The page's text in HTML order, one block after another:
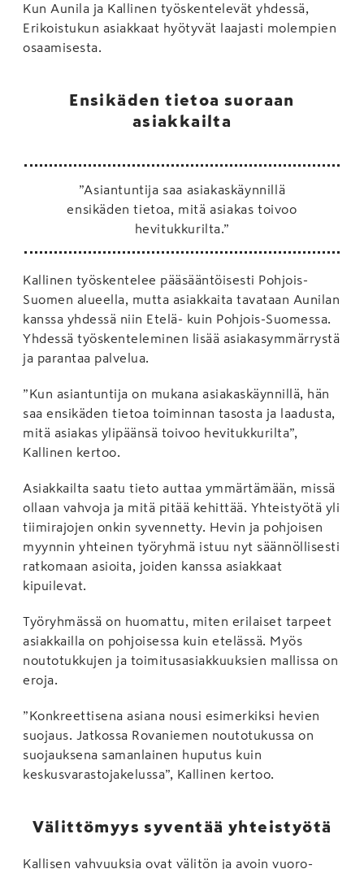
Kun Aunila ja Kallinen työskentelevät yhdessä,
Erikoistukun asiakkaat hyötyvät laajasti molempien
osaamisesta.
Ensikäden tietoa suoraan
asiakkailta
”Asiantuntija saa asiakaskäynnillä
ensikäden tietoa, mitä asiakas toivoo
hevitukkurilta.”
Kallinen työskentelee pääsääntöisesti Pohjois-
Suomen alueella, mutta asiakkaita tavataan Aunilan
kanssa yhdessä niin Etelä- kuin Pohjois-Suomessa.
Yhdessä työskenteleminen lisää asiakasymmärrystä
ja parantaa palvelua.
”Kun asiantuntija on mukana asiakaskäynnillä, hän
saa ensikäden tietoa toiminnan tasosta ja laadusta,
mitä asiakas ylipäänsä toivoo hevitukkurilta”,
Kallinen kertoo.
Asiakkailta saatu tieto auttaa ymmärtämään, missä
ollaan vahvoja ja mitä pitää kehittää. Yhteistyötä yli
tiimirajojen onkin syvennetty. Hevin ja pohjoisen
myynnin yhteinen työryhmä istuu nyt säännöllisesti
ratkomaan asioita, joiden kanssa asiakkaat
kipuilevat.
Työryhmässä on huomattu, miten erilaiset tarpeet
asiakkailla on pohjoisessa kuin etelässä. Myös
noutotukkujen ja toimitusasiakkuuksien mallissa on
eroja.
”Konkreettisena asiana nousi esimerkiksi hevien
suojaus. Jatkossa Rovaniemen noutotukussa on
suojauksena samanlainen huputus kuin
keskusvarastojakelussa”, Kallinen kertoo.
Välittömyys syventää yhteistyötä
Kallisen vahvuuksia ovat välitön ja avoin vuoro­